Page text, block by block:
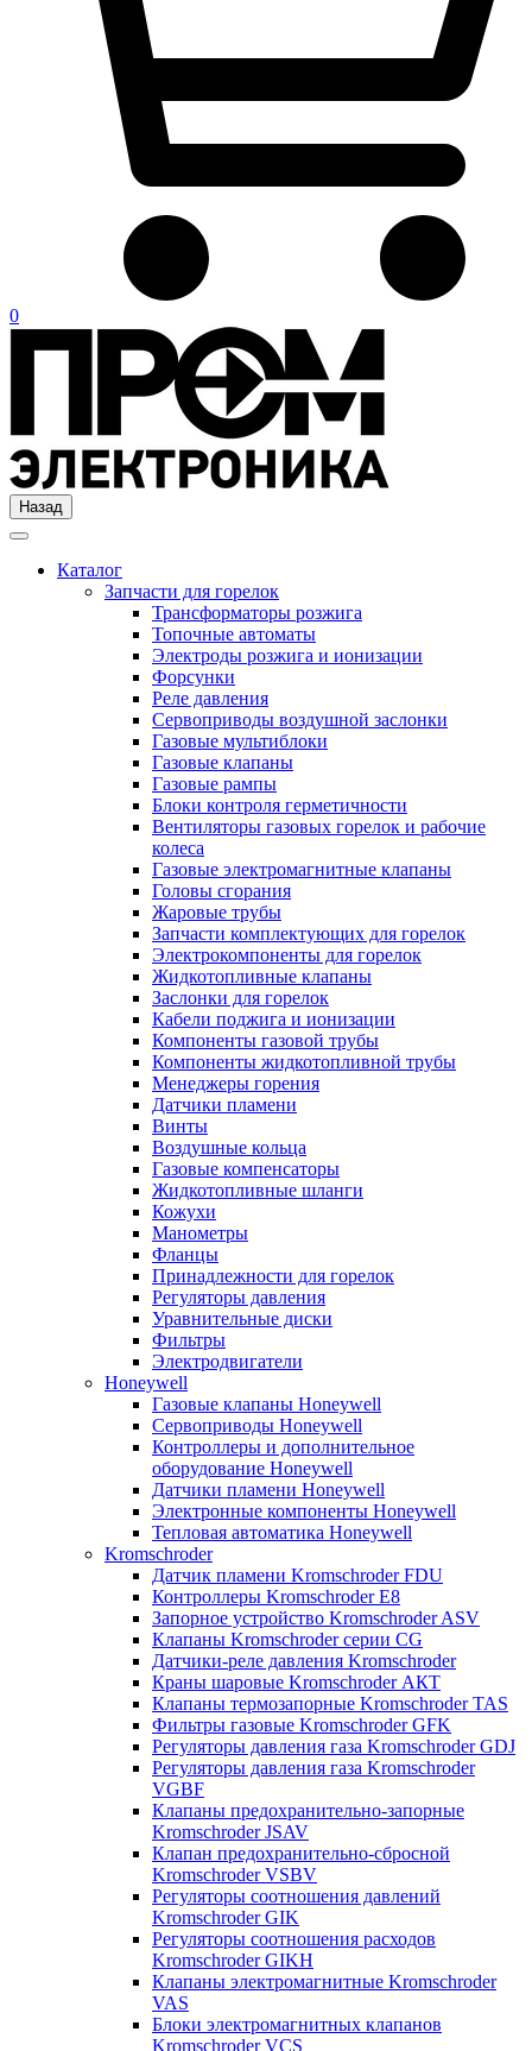
0
Назад
Каталог
Запчасти для горелок
Трансформаторы розжига
Топочные автоматы
Электроды розжига и ионизации
Форсунки
Реле давления
Сервоприводы воздушной заслонки
Газовые мультиблоки
Газовые клапаны
Газовые рампы
Блоки контроля герметичности
Вентиляторы газовых горелок и рабочие
колеса
Газовые электромагнитные клапаны
Головы сгорания
Жаровые трубы
Запчасти комплектующих для горелок
Электрокомпоненты для горелок
Жидкотопливные клапаны
Заслонки для горелок
Кабели поджига и ионизации
Компоненты газовой трубы
Компоненты жидкотопливной трубы
Менеджеры горения
Датчики пламени
Винты
Воздушные кольца
Газовые компенсаторы
Жидкотопливные шланги
Кожухи
Манометры
Фланцы
Принадлежности для горелок
Регуляторы давления
Уравнительные диски
Фильтры
Электродвигатели
Honeywell
Газовые клапаны Honeywell
Сервоприводы Honeywell
Контроллеры и дополнительное
оборудование Honeywell
Датчики пламени Honeywell
Электронные компоненты Honeywell
Тепловая автоматика Honeywell
Kromschroder
Датчик пламени Kromschroder FDU
Контроллеры Kromschroder E8
Запорное устройство Kromschroder ASV
Клапаны Kromschroder серии CG
Датчики-реле давления Kromschroder
Краны шаровые Kromschroder АКТ
Клапаны термозапорные Kromschroder TAS
Фильтры газовые Kromschroder GFK
Регуляторы давления газа Kromschroder GDJ
Регуляторы давления газа Kromschroder
VGBF
Клапаны предохранительно-запорные
Kromschroder JSAV
Клапан предохранительно-сбросной
Kromschroder VSBV
Регуляторы соотношения давлений
Kromschroder GIK
Регуляторы соотношения расходов
Kromschroder GIKH
Клапаны электромагнитные Kromschroder
VAS
Блоки электромагнитных клапанов
Kromschroder VCS